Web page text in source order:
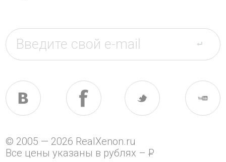
© 2005 — 2026 RealXenon.ru
Все цены указаны в рублях –P